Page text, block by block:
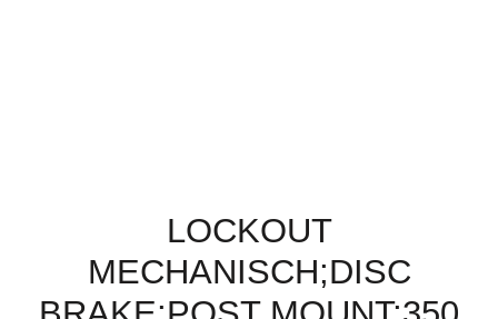
LOCKOUT
MECHANISCH;DISC